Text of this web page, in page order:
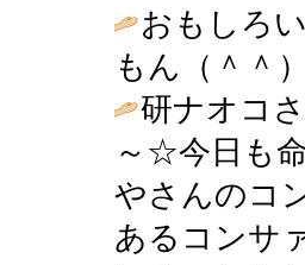
おもしろ
もん（＾＾
研ナオコ
～☆今日も
やさんのコ
あるコンサ